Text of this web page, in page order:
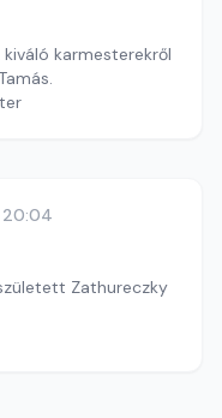
karmesterekről
20:04
Zathureczky